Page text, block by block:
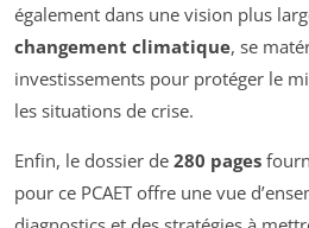
également dans une vision plus
changement climatique, se
investissements pour protéger le
les situations de crise.
Enfin, le dossier de 280 pages
pour ce PCAET offre une vue